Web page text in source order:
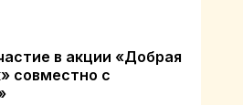
в акции «Добрая
совместно с